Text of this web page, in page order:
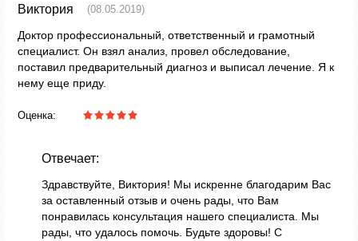
Виктория (08.05.2019)
Доктор профессиональный, ответственный и грамотный
специалист. Он взял анализ, провел обследование,
поставил предварительный диагноз и выписал лечение. Я к
нему еще приду.
Оценка:
Отвечает:
Здравствуйте, Виктория! Мы искренне благодарим Вас
за оставленный отзыв и очень рады, что Вам
понравилась консультация нашего специалиста. Мы
рады, что удалось помочь. Будьте здоровы! С